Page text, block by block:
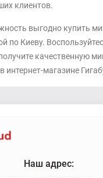
клиентов.
выгодно купить
по Киеву.
качественную
интернет-магазине
Наш адрес: